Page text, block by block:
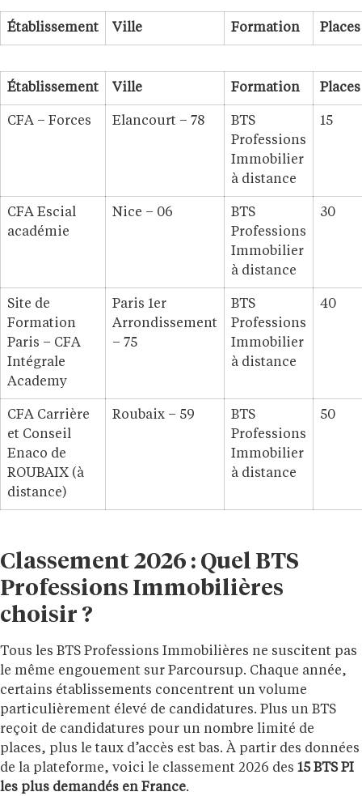
Établissement Ville Formation
Établissement Ville Formation
CFA – Forces Elancourt – 78
BTS
Professions
Immobilier
à distance
15
CFA Escial
académie
Nice – 06
BTS
Professions
Immobilier
à distance
30
Site de
Formation
Paris – CFA
Intégrale
Academy
Paris 1er
Arrondissement
– 75
BTS
Professions
Immobilier
à distance
40
CFA Carrière
et Conseil
Enaco de
ROUBAIX (à
distance)
Roubaix – 59
BTS
Professions
Immobilier
à distance
50
Classement 2026 : Quel BTS
Professions Immobilières
choisir ?
Tous les BTS Professions Immobilières ne suscitent pas
le même engouement sur Parcoursup. Chaque année,
certains établissements concentrent un volume
particulièrement élevé de candidatures. Plus un BTS
reçoit de candidatures pour un nombre limité de
places, plus le taux d’accès est bas. À partir des données
de la plateforme, voici le classement 2026 des 15 BTS PI
les plus demandés en France.